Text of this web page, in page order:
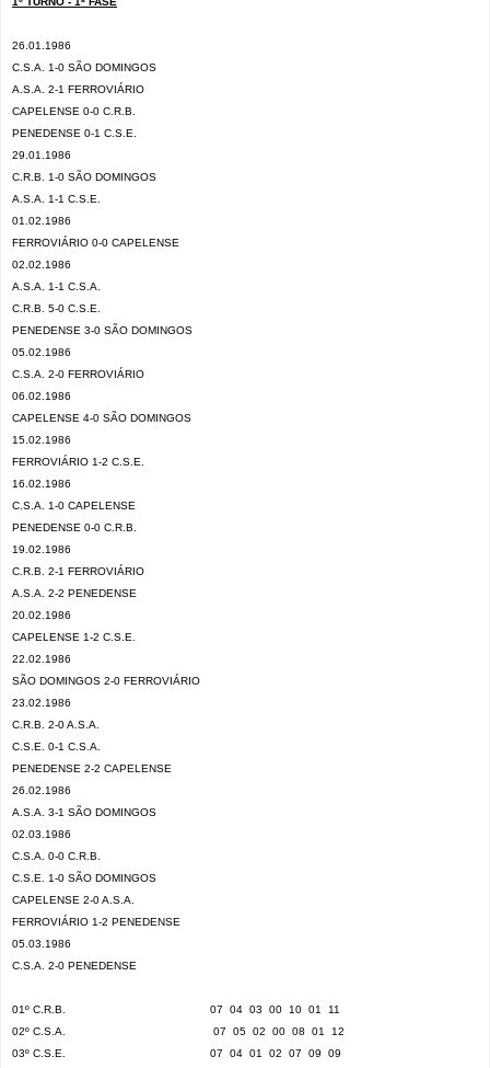
26.01.1986
C.S.A. 1-0 SÃO DOMINGOS
A.S.A. 2-1 FERROVIÁRIO
CAPELENSE 0-0 C.R.B.
PENEDENSE 0-1 C.S.E.
29.01.1986
C.R.B. 1-0 SÃO DOMINGOS
A.S.A. 1-1 C.S.E.
01.02.1986
FERROVIÁRIO 0-0 CAPELENSE
02.02.1986
A.S.A. 1-1 C.S.A.
C.R.B. 5-0 C.S.E.
PENEDENSE 3-0 SÃO DOMINGOS
05.02.1986
C.S.A. 2-0 FERROVIÁRIO
06.02.1986
CAPELENSE 4-0 SÃO DOMINGOS
15.02.1986
FERROVIÁRIO 1-2 C.S.E.
16.02.1986
C.S.A. 1-0 CAPELENSE
PENEDENSE 0-0 C.R.B.
19.02.1986
C.R.B. 2-1 FERROVIÁRIO
A.S.A. 2-2 PENEDENSE
20.02.1986
CAPELENSE 1-2 C.S.E.
22.02.1986
SÃO DOMINGOS 2-0 FERROVIÁRIO
23.02.1986
C.R.B. 2-0 A.S.A.
C.S.E. 0-1 C.S.A.
PENEDENSE 2-2 CAPELENSE
26.02.1986
A.S.A. 3-1 SÃO DOMINGOS
02.03.1986
C.S.A. 0-0 C.R.B.
C.S.E. 1-0 SÃO DOMINGOS
CAPELENSE 2-0 A.S.A.
FERROVIÁRIO 1-2 PENEDENSE
05.03.1986
C.S.A. 2-0 PENEDENSE
01º C.R.B. 07 04 03 00 10 01
11
02º C.S.A.
07 05 02 00 08 01
12
03º C.S.E.
07 04 01 02 07 09
09